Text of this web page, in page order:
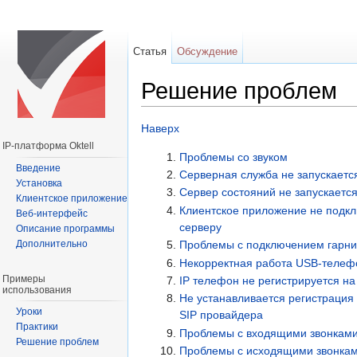
Решение проблем
Наверх
Проблемы со звуком
Серверная служба не
Сервер состояний не запускается
Клиентское приложение не
серверу
Проблемы с подключением
Некорректная работа USB-
IP телефон не регистрируется
Не устанавливается
SIP провайдера
Проблемы с входящими
Проблемы с исходящими
Статья Обсуждение
IP-платформа Oktell
Введение
Установка
Клиентское приложение
Веб-интерфейс
Описание программы
Дополнительно
Примеры
использования
Уроки
Практики
Решение проблем